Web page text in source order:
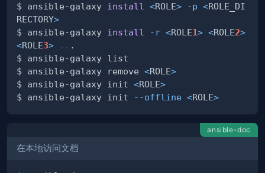
$ ansible-galaxy install <ROLE> -p <ROLE_DI
RECTORY>
$ ansible-galaxy install -r <ROLE1> <ROLE2>
<ROLE3> ..
$ ansible-galaxy remove <ROLE>
$ ansible-galaxy init <ROLE>
$ ansible-galaxy init
--offline <ROLE>
ansible-doc
在本地访问文档